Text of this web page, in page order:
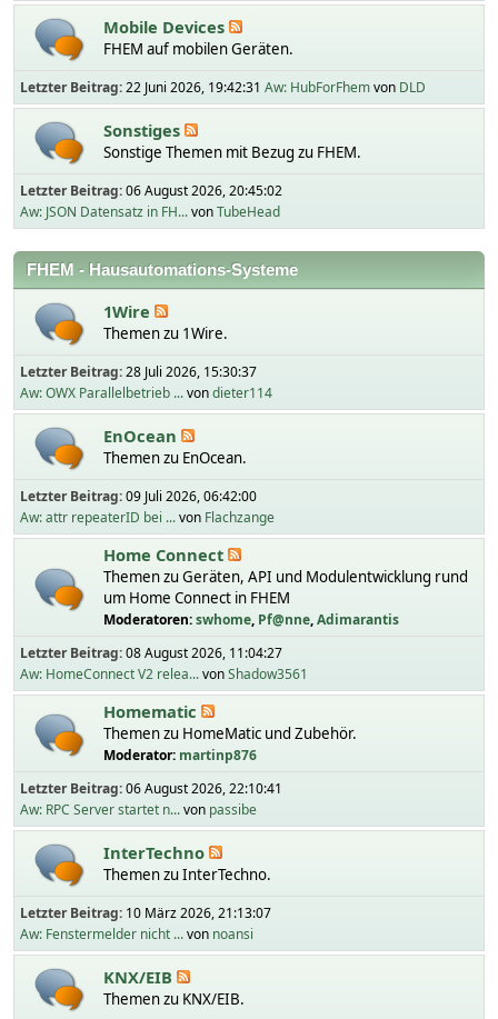
Mobile Devices
FHEM auf mobilen Geräten.
Letzter Beitrag:22 Juni 2026, 19:42:31 Aw: HubForFhemvon DLD
Sonstiges
Sonstige Themen mit Bezug zu FHEM.
Letzter Beitrag:06 August 2026, 20:45:02
Aw: JSON Datensatz in FH...vonTubeHead
FHEM - Hausautomations-Systeme
1Wire
Themen zu 1Wire.
Letzter Beitrag:28 Juli 2026, 15:30:37
Aw: OWX Parallelbetrieb ...vondieter114
EnOcean
Themen zu EnOcean.
Letzter Beitrag:09 Juli 2026, 06:42:00
Aw: attr repeaterID bei ...von Flachzange
Home Connect
Themen zu Geräten, API und Modulentwicklung rund
um Home Connect in FHEM
Moderatoren:swhome, Pf@nne,Adimarantis
Letzter Beitrag:08 August 2026, 11:04:27
Aw: HomeConnect V2 relea...vonShadow3561
Homematic
Themen zu HomeMatic und Zubehör.
Moderator: martinp876
Letzter Beitrag:06 August 2026, 22:10:41
Aw: RPC Server startet n...von passibe
InterTechno
Themen zu InterTechno.
Letzter Beitrag: 10 März 2026, 21:13:07
Aw: Fenstermelder nicht ...von noansi
KNX/EIB
Themen zu KNX/EIB.